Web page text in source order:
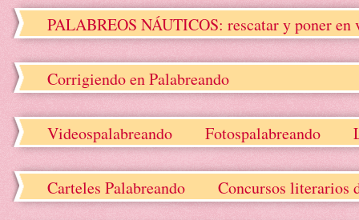
PALABREOS NÁUTICOS: rescatar y poner
Corrigiendo en Palabreando
Videospalabreando Fotospalabreando
Carteles Palabreando Concursos literarios